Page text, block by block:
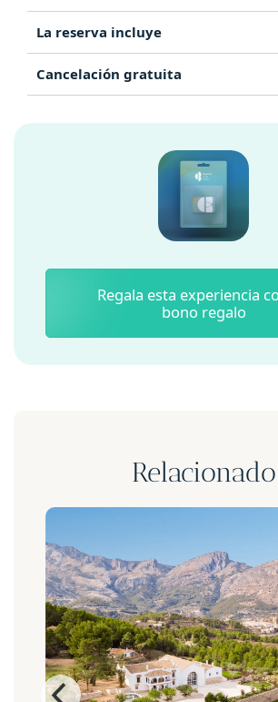
La reserva incluye
Cancelación gratuita
Regala esta experiencia
bono regalo
Relacionado